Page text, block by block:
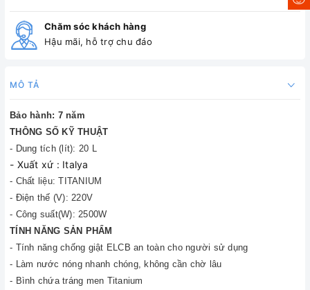
Chăm sóc khách hàng
Hậu mãi, hỗ trợ chu đáo
MÔ TẢ
Bảo hành: 7 năm
THÔNG SỐ KỸ THUẬT
- Dung tích (lít): 20 L
- Xuất xứ : Italya
- Chất liệu: TITANIUM
- Điện thế (V): 220V
- Công suất(W): 2500W
TÍNH NĂNG SẢN PHẨM
- Tính năng chống giật ELCB an toàn cho người sử dụng
- Làm nước nóng nhanh chóng, không cần chờ lâu
- Bình chứa tráng men Titanium